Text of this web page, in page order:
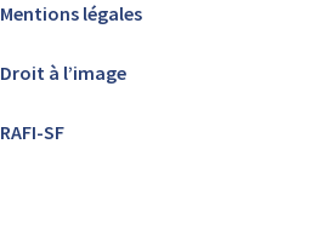
Mentions légales
Droit à l’image
RAFI-SF